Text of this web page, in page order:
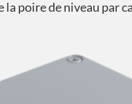
la poire de niveau par